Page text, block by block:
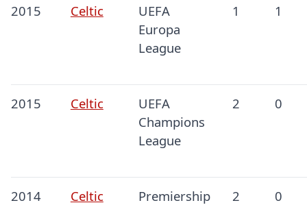
2015 Celtic
UEFA
Europa
League
1 1
2015 Celtic
UEFA
Champions
League
2 0
2014 Celtic Premiership 2 0